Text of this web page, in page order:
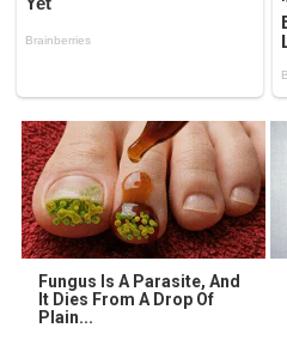
Fungus Is A Parasite, And
It Dies From A Drop Of
Plain...